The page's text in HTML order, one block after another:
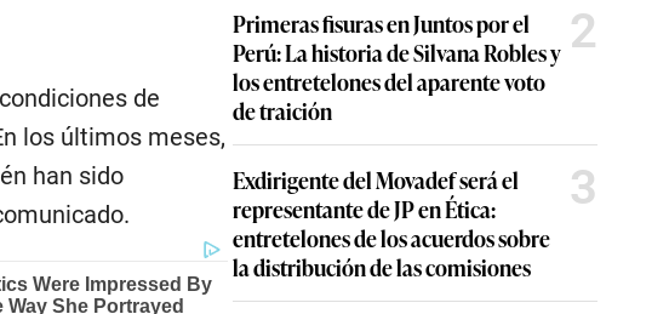
de
los últimos meses,
han sido
Primeras fisuras en Juntos por el
Perú: La historia de Silvana Robles y
los entretelones del aparente voto
de traición
2
Exdirigente del Movadef será el
representante de JP en Ética:
entretelones de los acuerdos sobre
la distribución de las comisiones
3